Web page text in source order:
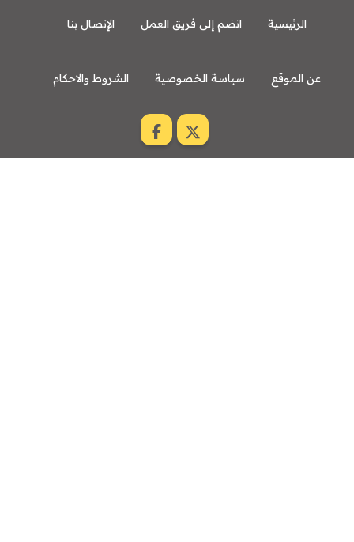
الرئيسية انضم إلى فريق العمل الإتصال بنا
عن الموقع سياسة الخصوصية الشروط والاحكام